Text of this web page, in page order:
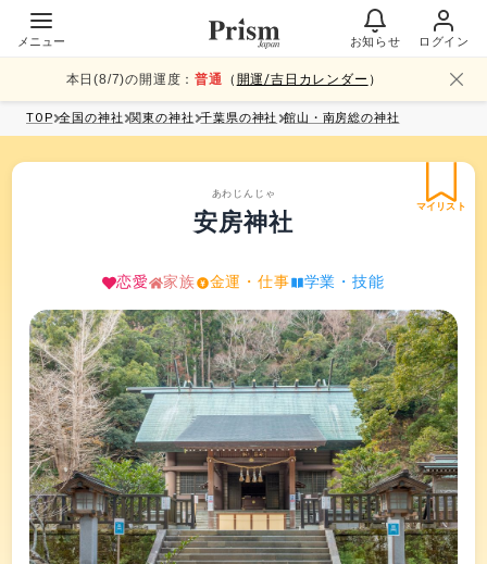
メニュー お知らせ ログイン
本日(8/7)の開運度：普通 （ 開運/吉日カレンダー ）
TOP 全国の神社 関東の神社 千葉県の神社 館山・南房総の神社
マイリスト
あわじんじゃ
安房神社
恋愛 家族 金運・仕事 学業・技能